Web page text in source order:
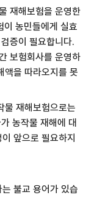
재해보험을 운영한
농민들에게 실효
증이 필요합니다.
보험회사를 운영하
액을 따라오지를 못
물 재해보험으로는
농작물 재해에 대
앞으로 필요하지
불교 용어가 있습